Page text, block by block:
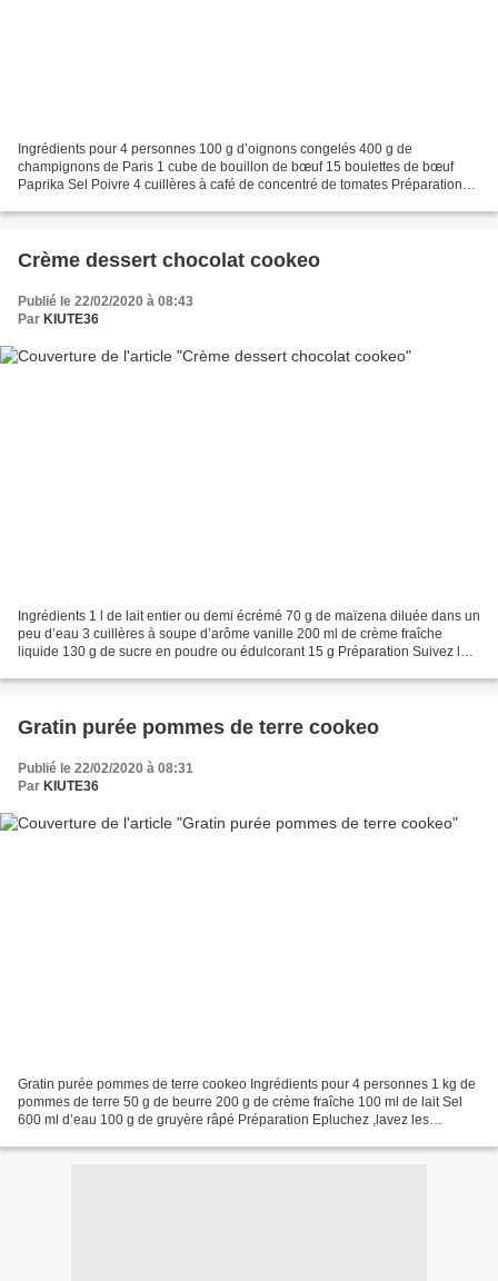
Ingrédients pour 4 personnes 100 g d’oignons congelés 400 g de
champignons de Paris 1 cube de bouillon de bœuf 15 boulettes de bœuf
Paprika Sel Poivre 4 cuillères à café de concentré de tomates Préparation
Crème dessert chocolat cookeo
Publié le 22/02/2020 à 08:43
Par KIUTE36
Ingrédients 1 l de lait entier ou demi écrémé 70 g de maïzena diluée dans un
peu d’eau 3 cuillères à soupe d’arôme vanille 200 ml de crème fraîche
liquide 130 g de sucre en poudre ou édulcorant 15 g Préparation Suivez le
Gratin purée pommes de terre cookeo
Publié le 22/02/2020 à 08:31
Par KIUTE36
Gratin purée pommes de terre cookeo Ingrédients pour 4 personnes 1 kg de
pommes de terre 50 g de beurre 200 g de crème fraîche 100 ml de lait Sel
600 ml d’eau 100 g de gruyère râpé Préparation Epluchez ,lavez les